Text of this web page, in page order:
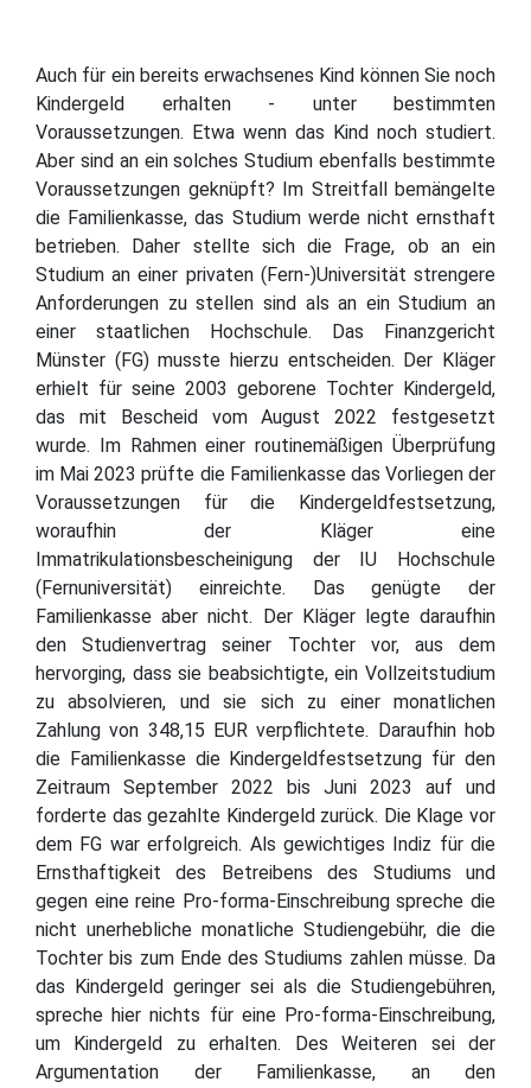
Auch für ein bereits erwachsenes Kind können Sie noch
Kindergeld erhalten - unter bestimmten
Voraussetzungen. Etwa wenn das Kind noch studiert.
Aber sind an ein solches Studium ebenfalls bestimmte
Voraussetzungen geknüpft? Im Streitfall bemängelte
die Familienkasse, das Studium werde nicht ernsthaft
betrieben. Daher stellte sich die Frage, ob an ein
Studium an einer privaten (Fern-)Universität strengere
Anforderungen zu stellen sind als an ein Studium an
einer staatlichen Hochschule. Das Finanzgericht
Münster (FG) musste hierzu entscheiden. Der Kläger
erhielt für seine 2003 geborene Tochter Kindergeld,
das mit Bescheid vom August 2022 festgesetzt
wurde. Im Rahmen einer routinemäßigen Überprüfung
im Mai 2023 prüfte die Familienkasse das Vorliegen der
Voraussetzungen für die Kindergeldfestsetzung,
woraufhin der Kläger eine
Immatrikulationsbescheinigung der IU Hochschule
(Fernuniversität) einreichte. Das genügte der
Familienkasse aber nicht. Der Kläger legte daraufhin
den Studienvertrag seiner Tochter vor, aus dem
hervorging, dass sie beabsichtigte, ein Vollzeitstudium
zu absolvieren, und sie sich zu einer monatlichen
Zahlung von 348,15 EUR verpflichtete. Daraufhin hob
die Familienkasse die Kindergeldfestsetzung für den
Zeitraum September 2022 bis Juni 2023 auf und
forderte das gezahlte Kindergeld zurück. Die Klage vor
dem FG war erfolgreich. Als gewichtiges Indiz für die
Ernsthaftigkeit des Betreibens des Studiums und
gegen eine reine Pro-forma-Einschreibung spreche die
nicht unerhebliche monatliche Studiengebühr, die die
Tochter bis zum Ende des Studiums zahlen müsse. Da
das Kindergeld geringer sei als die Studiengebühren,
spreche hier nichts für eine Pro-forma-Einschreibung,
um Kindergeld zu erhalten. Des Weiteren sei der
Argumentation der Familienkasse, an den